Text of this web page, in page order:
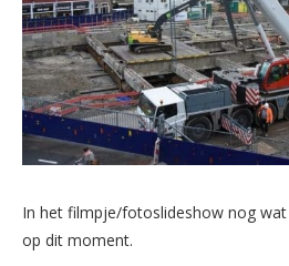
In het filmpje/fotoslideshow nog
op dit moment.